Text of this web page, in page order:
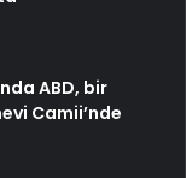
ABD, bir
Camii’nde